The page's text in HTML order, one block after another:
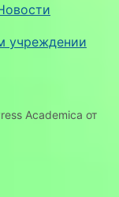
учреждении
Academica от